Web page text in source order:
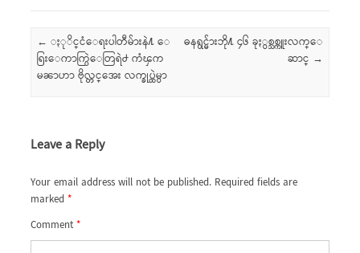
Post navigation
← ႏုိင္ငံေရးပါတီမ်ားနဲ႔ ေ
ရြးေကာက္ပြဲေတြရဲ႕ ကံၾက
မၼာဟာ ဗိုလ္တင္ေအး လက္ခုပ္ထဲမွာ
ဓနရွင္မ်ားဘို႔ ၄၆ ခုႏွစ္သစ္ကူးလက္ေ
ဆာင္ →
Leave a Reply
Your email address will not be published. Required fields are
marked*
Comment*